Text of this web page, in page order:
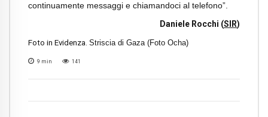
continuamente messaggi e chiamandoci al telefono”.
Daniele Rocchi (SIR)
Foto in Evidenza. Striscia di Gaza (Foto Ocha)
9 min 141